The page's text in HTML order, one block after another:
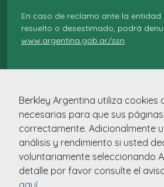
En caso de reclamo ante la
resuelto o desestimado, podrá
www.argentina.gob.ar/ssn.
El servicio de Atención al Asegurado
RESPONSABLE:Vidarte Bassi Selva
TELÉFONO: 011 43788100 INTERNO :
CORREO ELECTRÓNICO:
SUPLENTE:Ambuhl Elena
TELÉFONO: 011 43788100 INTERNO :
CORREO ELECTRÓNICO:
Berkley Argentina utiliza cookies
necesarias para que sus páginas
correctamente. Adicionalmente
análisis y rendimiento si usted
voluntariamente seleccionando
detalle por favor consulte el
aquí